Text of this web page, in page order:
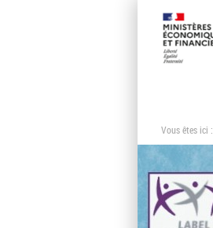
Vous êtes ici :